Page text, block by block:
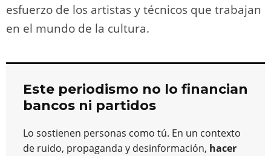
esfuerzo de los artistas y técnicos que trabajan
en el mundo de la cultura.
Este periodismo no lo financian
bancos ni partidos
Lo sostienen personas como tú. En un contexto
de ruido, propaganda y desinformación, hacer